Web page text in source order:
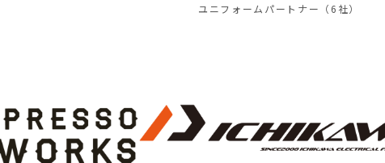
ユニフォームパートナー（6社）